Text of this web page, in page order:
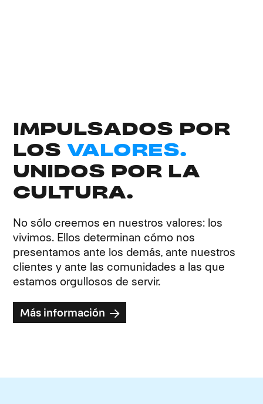
IMPULSADOS POR
LOSVALORES.
UNIDOS POR LA
CULTURA.
No sólo creemos en nuestros valores: los
vivimos. Ellos determinan cómo nos
presentamos ante los demás, ante nuestros
clientes y ante las comunidades a las que
estamos orgullosos de servir.
Más información